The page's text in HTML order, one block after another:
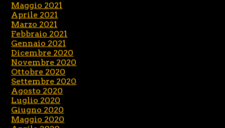
Maggio 2021
Aprile 2021
Marzo 2021
Febbraio 2021
Gennaio 2021
Dicembre 2020
Novembre 2020
Ottobre 2020
Settembre 2020
Agosto 2020
Luglio 2020
Giugno 2020
Maggio 2020